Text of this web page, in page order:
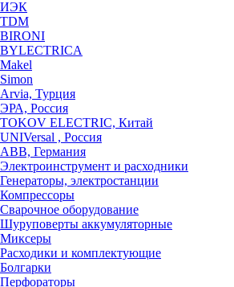
ИЭК
TDM
BIRONI
BYLECTRICA
Makel
Simon
Arvia, Турция
ЭРА, Россия
TOKOV ELECTRIC, Китай
UNIVersal , Россия
ABB, Германия
Электроинструмент и расходники
Генераторы, электростанции
Компрессоры
Сварочное оборудование
Шуруповерты аккумуляторные
Миксеры
Расходики и комплектующие
Болгарки
Перфораторы